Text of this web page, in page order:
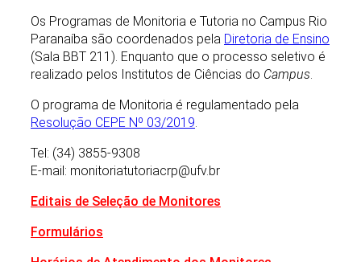
Os Programas de Monitoria e Tutoria no Campus Rio
Paranaíba são coordenados pela Diretoria de Ensino
(Sala BBT 211). Enquanto que o processo seletivo é
realizado pelos Institutos de Ciências do Campus
O programa de Monitoria é regulamentado pela
Resolução CEPE Nº 03/2019
Tel: (34) 3855-9308
E-mail: monitoriatutoriacrp@ufv.br
Editais de Seleção de Monitores
Formulários